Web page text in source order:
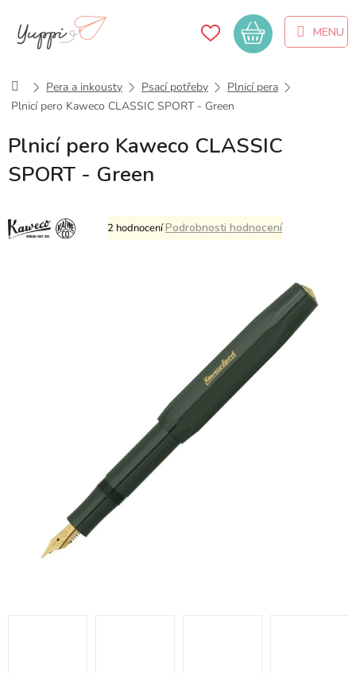
obsah
Nákupní
košík
DomůPera a inkousty Psací potřeby
Plnicí pera
Plnicí pero Kaweco CLASSIC SPORT - Green
Plnicí pero Kaweco CLASSIC
SPORT - Green
Průměrné
hodnocení
2 hodnoceníPodrobnosti hodnocení